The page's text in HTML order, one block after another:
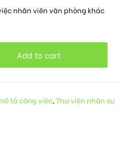
nhân viên văn phòng khác
Add to cart
tả công việc,Thư viện nhân sự